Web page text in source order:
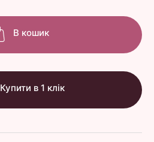
В кошик
Купити в 1 клік